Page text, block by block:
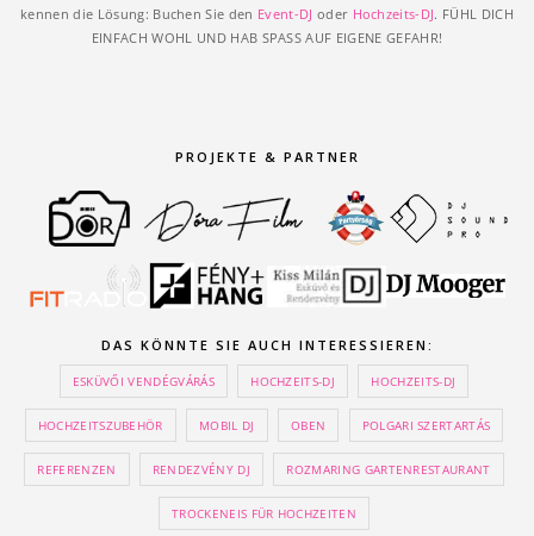
kennen die Lösung: Buchen Sie den Event-DJ oder Hochzeits-DJ. FÜHL DICH
EINFACH WOHL UND HAB SPASS AUF EIGENE GEFAHR!
PROJEKTE & PARTNER
DAS KÖNNTE SIE AUCH INTERESSIEREN:
ESKÜVŐI VENDÉGVÁRÁS HOCHZEITS-DJ HOCHZEITS-DJ
HOCHZEITSZUBEHÖR MOBIL DJ OBEN POLGARI SZERTARTÁS
REFERENZEN RENDEZVÉNY DJ ROZMARING GARTENRESTAURANT
TROCKENEIS FÜR HOCHZEITEN